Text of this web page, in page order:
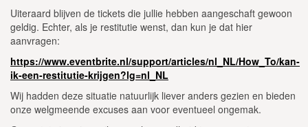
Uiteraard blijven de tickets die jullie hebben aangeschaft gewoon
geldig. Echter, als je restitutie wenst, dan kun je dat hier
aanvragen:
https://www.eventbrite.nl/support/articles/nl_NL/How_To/kan-
ik-een-restitutie-krijgen?lg=nl_NL
Wij hadden deze situatie natuurlijk liever anders gezien en bieden
onze welgmeende excuses aan voor eventueel ongemak.